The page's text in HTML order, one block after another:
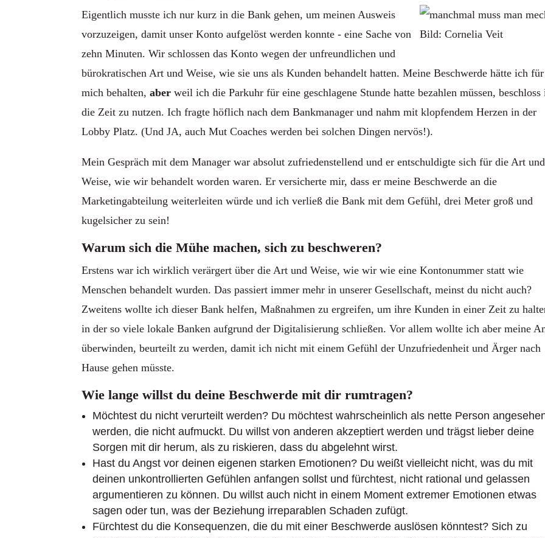
Bild: Cornelia Veit
Eigentlich musste ich nur kurz in die Bank gehen, um meinen Ausweis
vorzuzeigen, damit unser Konto aufgelöst werden konnte - eine Sache von
zehn Minuten. Wir schlossen das Konto wegen der unfreundlichen und
bürokratischen Art und Weise, wie sie uns als Kunden behandelt hatten. Meine Beschwerde hätte ich für
mich behalten,aberweil ich die Parkuhr für eine geschlagene Stunde hatte bezahlen müssen, beschloss
die Zeit zu nutzen. Ich fragte höflich nach dem Bankmanager und nahm mit klopfendem Herzen in der
Lobby Platz. (Und JA, auch Mut Coaches werden bei solchen Dingen nervös!).
Mein Gespräch mit dem Manager war absolut zufriedenstellend und er entschuldigte sich für die Art und
Weise, wie wir behandelt worden waren. Er versicherte mir, dass er meine Beschwerde an die
Marketingabteilung weiterleiten würde und ich verließ die Bank mit dem Gefühl, drei Meter groß und
kugelsicher zu sein!
Warum sich die Mühe machen, sich zu beschweren?
Erstens war ich wirklich verärgert über die Art und Weise, wie wir wie eine Kontonummer statt wie
Menschen behandelt wurden. Das passiert immer mehr in unserer Gesellschaft, meinst du nicht auch?
Zweitens wollte ich dieser Bank helfen, Maßnahmen zu ergreifen, um ihre Kunden in einer Zeit zu
in der so viele lokale Banken aufgrund der Digitalisierung schließen. Vor allem wollte ich aber meine
überwinden, beurteilt zu werden, damit ich nicht mit einem Gefühl der Unzufriedenheit und Ärger nach
Hause gehen müsste.
Wie lange willst du deine Beschwerde mit dir rumtragen?
Möchtest du nicht verurteilt werden? Du möchtest wahrscheinlich als nette Person
werden, die nicht aufmuckt. Du willst von anderen akzeptiert werden und trägst lieber deine
Sorgen mit dir herum, als zu riskieren, dass du abgelehnt wirst.
Hast du Angst vor deinen eigenen starken Emotionen? Du weißt vielleicht nicht, was du mit
deinen unkontrollierten Gefühlen anfangen sollst und fürchtest, nicht rational und gelassen
argumentieren zu können. Du willst auch nicht in einem Moment extremer Emotionen etwas
sagen oder tun, was der Beziehung irreparablen Schaden zufügt.
Fürchtest du die Konsequenzen, die du mit einer Beschwerde auslösen könntest? Sich zu